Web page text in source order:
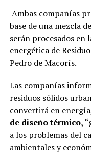
Ambas compañías
base de una mezcla
serán procesados
energética de
Pedro de Macorís.
Las compañías
residuos sólidos
convertirá en
de diseño térmico, “
a los problemas del
ambientales y